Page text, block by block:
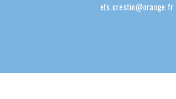
ets.crestin@orange.fr